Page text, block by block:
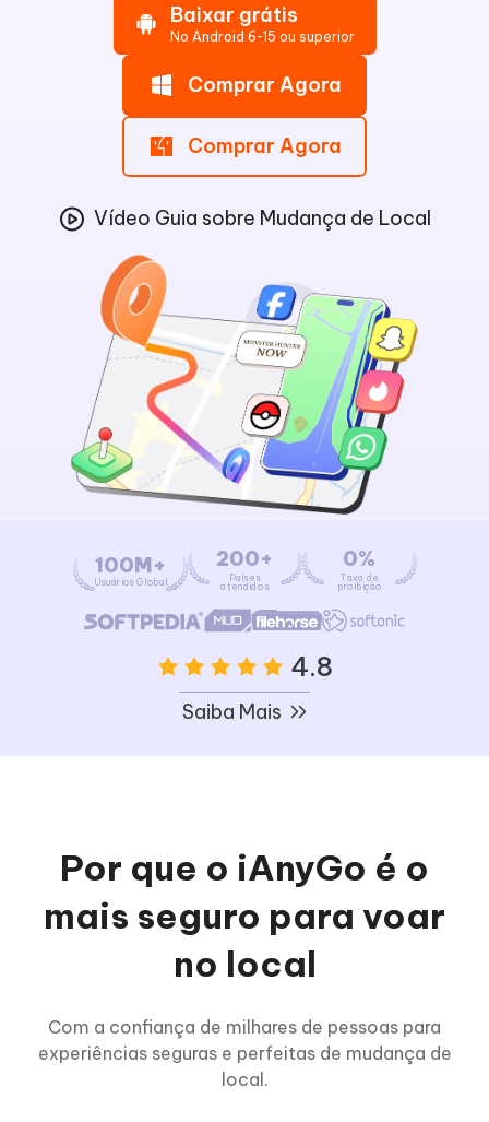
Baixar grátis
No Android 6-15 ou superior
Comprar Agora
Comprar Agora
Vídeo Guia sobre Mudança de Local
100M+
Usuários Global
200+
Países
atendidos
0%
Taxa de
proibição
4.8
Saiba Mais
Por que o iAnyGo é o
mais seguro para voar
no local
Com a confiança de milhares de pessoas para
experiências seguras e perfeitas de mudança de
local.